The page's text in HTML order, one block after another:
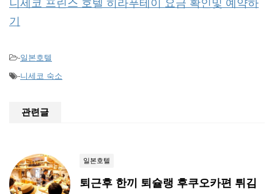
니세코 프린스 호텔 히라푸테이 요금 확인및 예약하
기
-일본호텔
-니세코 숙소
관련글
일본호텔
퇴근후 한끼 퇴슐랭 후쿠오카편 튀김